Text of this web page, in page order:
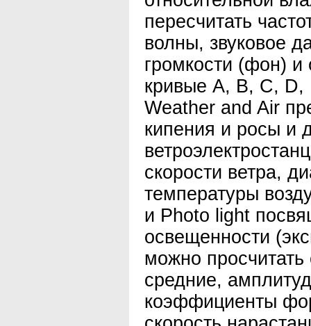
пересчитать
волны, звуковое
громкости (фон)
кривые А, В, С, D,
Weather and Air
кипения и росы и
скорости ветра,
температуры
и Photo light
освещенности
можно просчитать
средние,
коэффициенты